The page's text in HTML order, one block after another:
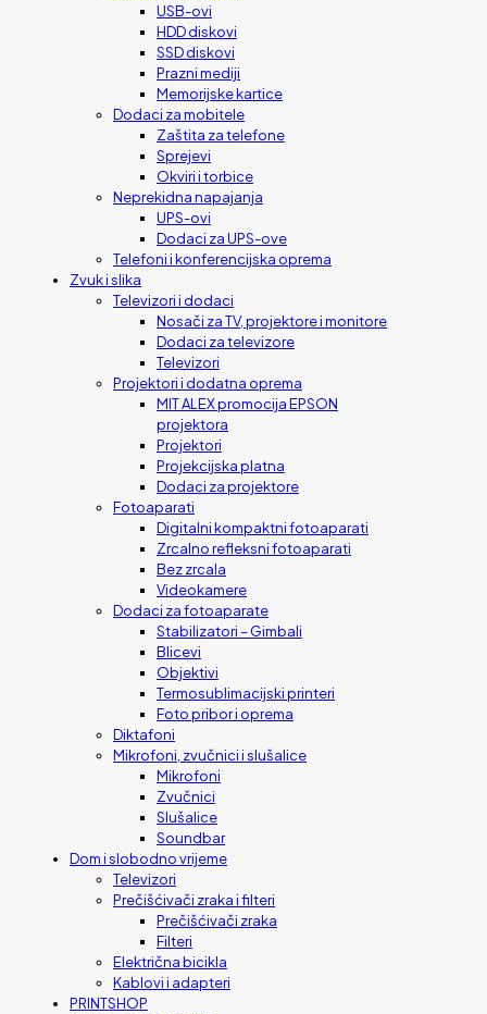
USB-ovi
HDD diskovi
SSD diskovi
Prazni mediji
Memorijske kartice
Dodaci za mobitele
Zaštita za telefone
Sprejevi
Okviri i torbice
Neprekidna napajanja
UPS-ovi
Dodaci za UPS-ove
Telefoni i konferencijska oprema
Zvuk i slika
Televizori i dodaci
Nosači za TV, projektore i monitore
Dodaci za televizore
Televizori
Projektori i dodatna oprema
MIT ALEX promocija EPSON
projektora
Projektori
Projekcijska platna
Dodaci za projektore
Fotoaparati
Digitalni kompaktni fotoaparati
Zrcalno refleksni fotoaparati
Bez zrcala
Videokamere
Dodaci za fotoaparate
Stabilizatori – Gimbali
Blicevi
Objektivi
Termosublimacijski printeri
Foto pribor i oprema
Diktafoni
Mikrofoni, zvučnici i slušalice
Mikrofoni
Zvučnici
Slušalice
Soundbar
Dom i slobodno vrijeme
Televizori
Prečišćivači zraka i filteri
Prečišćivači zraka
Filteri
Električna bicikla
Kablovi i adapteri
PRINTSHOP